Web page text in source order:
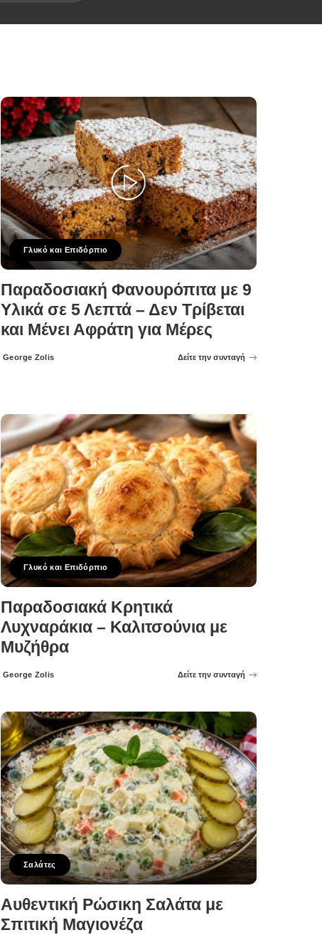
Γλυκό και Επιδόρπιο
Παραδοσιακή Φανουρόπιτα με 9
Υλικά σε 5 Λεπτά – Δεν Τρίβεται
και Μένει Αφράτη για Μέρες
Posted
George Zolis Δείτε την συνταγή
Γλυκό και Επιδόρπιο
Παραδοσιακά Κρητικά
Λυχναράκια – Καλιτσούνια με
Μυζήθρα
Posted
George Zolis Δείτε την συνταγή
Σαλάτες
Αυθεντική Ρώσικη Σαλάτα με
Σπιτική Μαγιονέζα